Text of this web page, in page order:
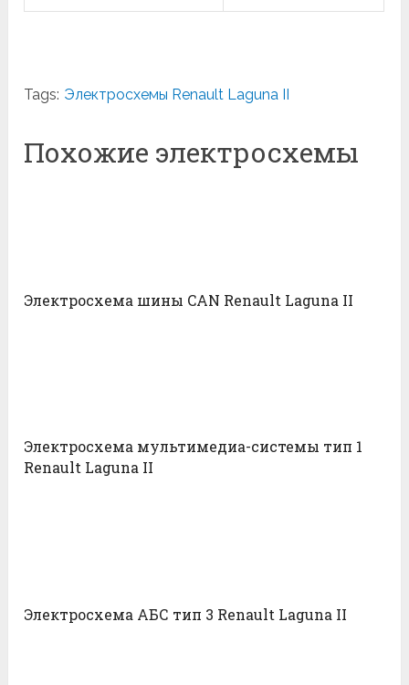
Tags: Электросхемы Renault Laguna II
Похожие электросхемы
Электросхема шины CAN Renault Laguna II
Электросхема мультимедиа-системы тип 1
Renault Laguna II
Электросхема АБС тип 3 Renault Laguna II